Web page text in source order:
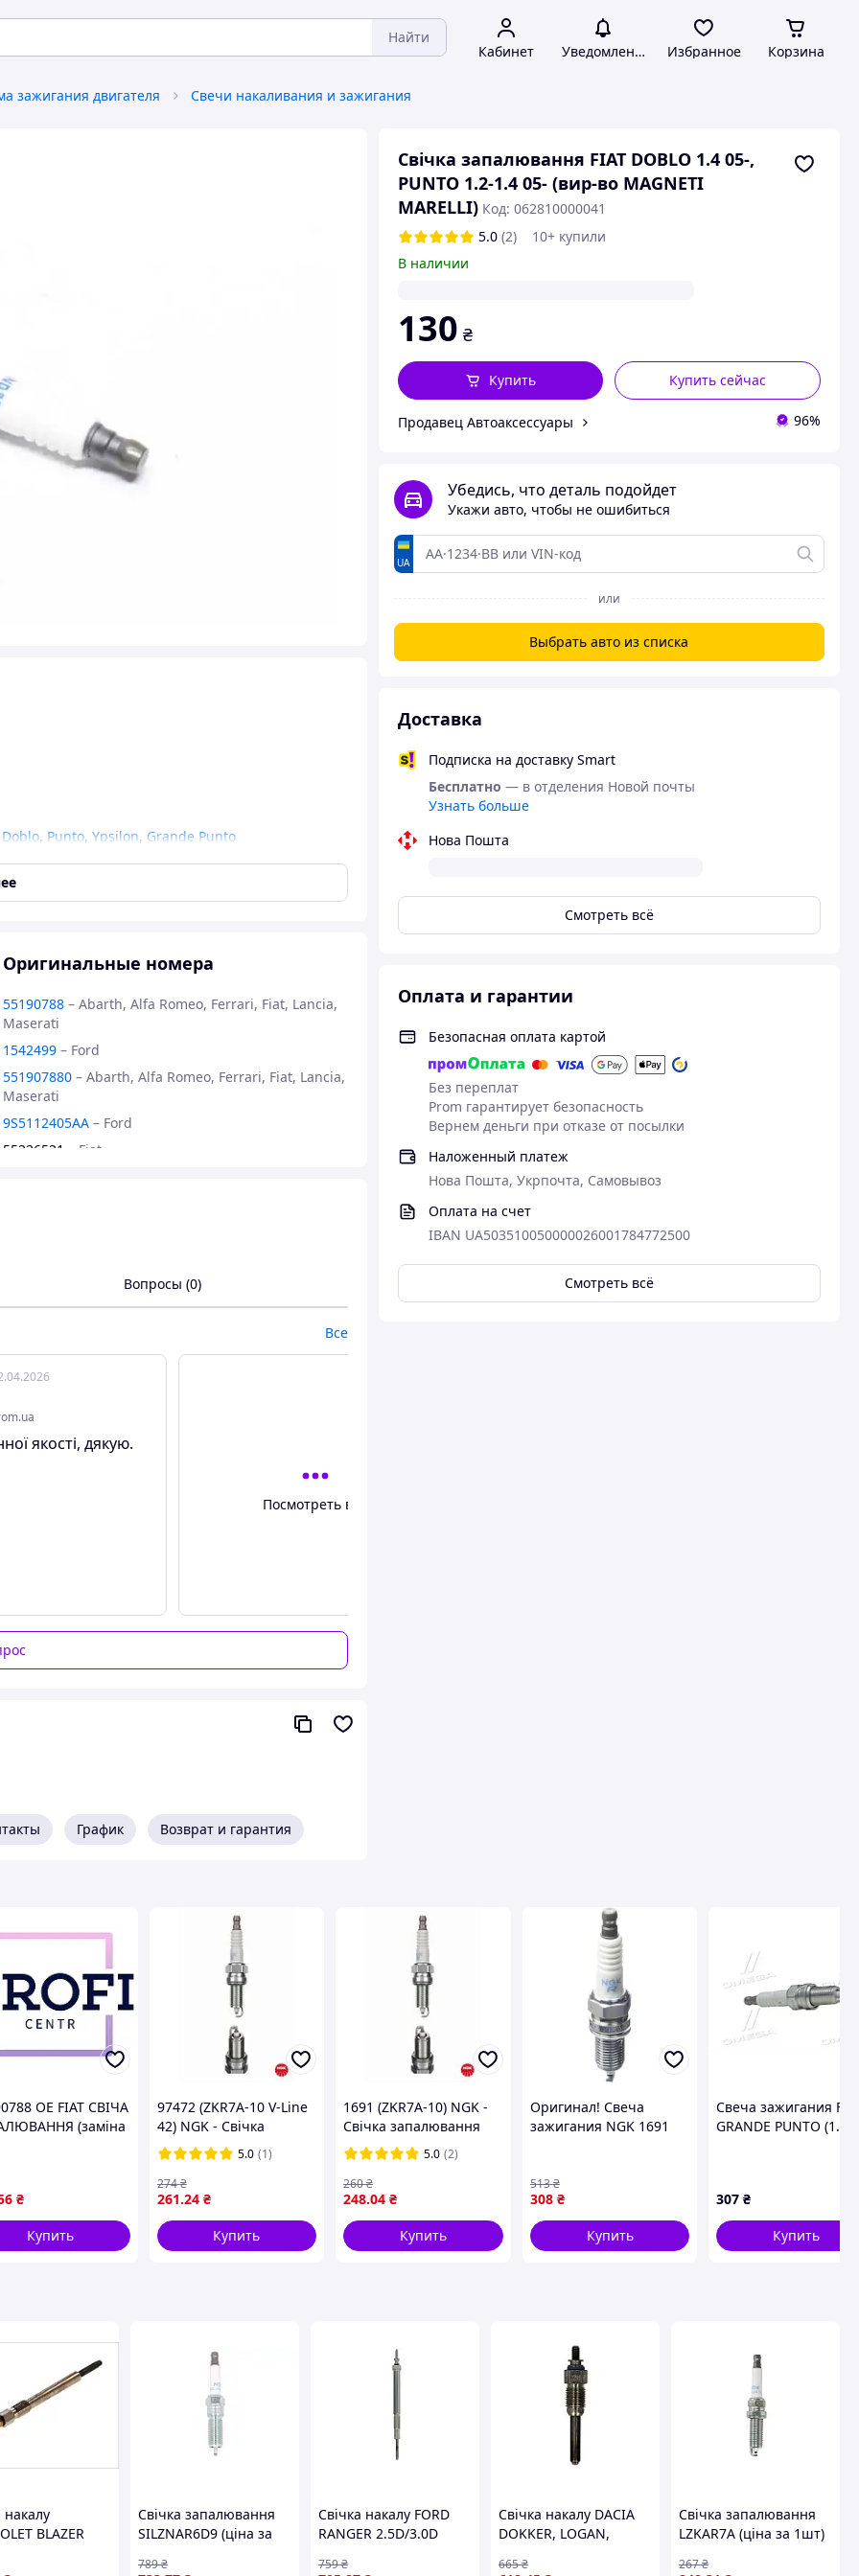
Найти
Кабинет Уведомления Избранное Корзина
зажигания двигателя Свечи накаливания и зажигания
Свічка запалювання FIAT DOBLO 1.4 05-,
PUNTO 1.2-1.4 05- (вир-во MAGNETI
MARELLI) Код: 062810000041
5.0 (2)
10+ купили
В наличии
130 ₴
Купить сейчас
Купить
Продавец Автоаксессуары 96%
Убедись, что деталь подойдет
Укажи авто, чтобы не ошибиться
UA
или
Выбрать авто из списка
Доставка
Подписка на доставку Smart
Бесплатно — в отделения Новой почты
Узнать больше
Нова Пошта
Смотреть всё
Оплата и гарантии
Безопасная оплата картой
Без переплат
Prom гарантирует безопасность
Вернем деньги при отказе от посылки
Наложенный платеж
Нова Пошта, Укрпочта, Самовывоз
Оплата на счет
IBAN UA503510050000026001784772500
Смотреть всё
Doblo, Punto, Ypsilon, Grande Punto
во MAGNETI MARELLI)
Оригинальные номера
55190788 –Abarth, Alfa Romeo, Ferrari, Fiat, Lancia,
Maserati
1542499 – Ford
551907880 –Abarth, Alfa Romeo, Ferrari, Fiat, Lancia,
Maserati
9S5112405AA – Ford
55226521
Fiat
Вопросы (0)
Все
якості, дякую.
Посмотреть все
График Возврат и гарантия
OE FIAT СВІЧА
(заміна
₴
Купить
97472 (ZKR7A-10 V-Line
42) NGK - Свічка
запалювання5.0 (1)
261.24 ₴
274₴
Купить
1691 (ZKR7A-10) NGK -
Свічка запалювання
5.0 (2)
248.04 ₴
260₴
Купить
Оригинал! Свеча
зажигания NGK 1691
308 ₴
513₴
Купить
Свеча зажигания
GRANDE PUNTO
307 ₴
Купить
накалу
BLAZER
DISCOVERY
Свічка запалювання
SILZNAR6D9 (ціна за
KARL 1.0/1.0LPG/1.4
789₴
Свічка накалу FORD
RANGER 2.5D/3.0D
250 213 008
759₴
Свічка накалу DACIA
DOKKER, LOGAN,
LOGAN II, LOGAN MCV,
665₴
Свічка запалювання
LZKAR7A (ціна за 1шт)
C4 I, PEUGEOT 1007,
267₴